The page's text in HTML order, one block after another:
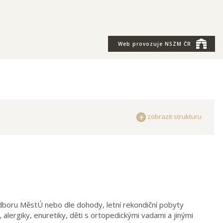
Web provozuje NSZM ČR
zobrazit strukturu
MěstÚ nebo dle dohody, letní rekondiční pobyty
enuretiky, děti s ortopedickými vadami a jinými